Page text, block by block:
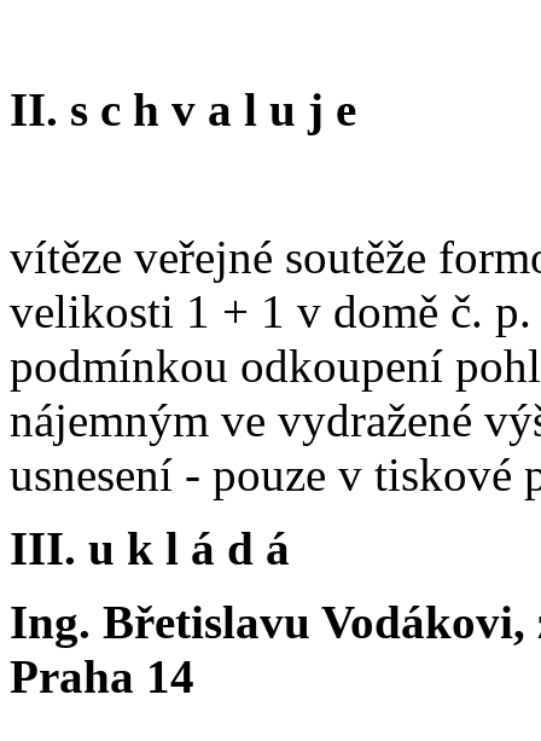
II. s c h v a l u j e
vítěze veřejné soutěže
velikosti 1 + 1 v domě č.
podmínkou odkoupení
nájemným ve vydražené
usnesení - pouze v tiskové
III. u k l á d á
Ing. Břetislavu Vodákovi,
Praha 14